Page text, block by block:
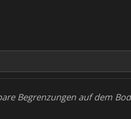
Begrenzungen auf dem